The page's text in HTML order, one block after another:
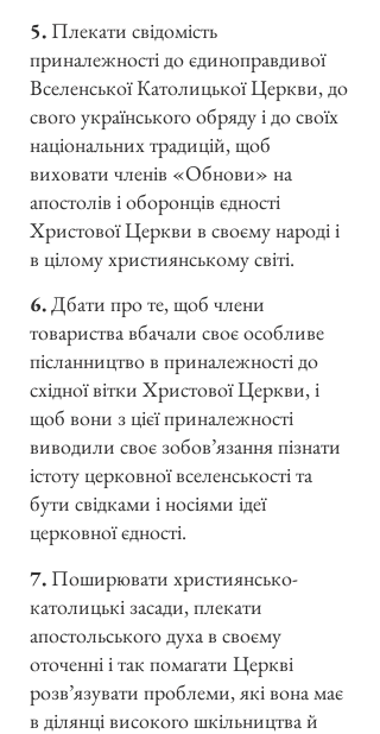
5. Плекати свідомість
приналежності до єдиноправдивої
Вселенської Католицької Церкви, до
свого українського обряду і до своїх
національних традицій, щоб
виховати членів «Обнови» на
апостолів і оборонців єдності
Христової Церкви в своєму народі і
в цілому християнському світі.
6.Дбати про те, щоб члени
товариства вбачали своє особливе
післанництво в приналежності до
східної вітки Христової Церкви, і
щоб вони з цієї приналежності
виводили своє зобов’язання пізнати
істоту церковної вселенськості та
бути свідками і носіями ідеї
церковної єдності.
7. Поширювати християнсько-
католицькі засади, плекати
апостольського духа в своєму
оточенні і так помагати Церкві
розв’язувати проблеми, які вона має
в ділянці високого шкільництва й